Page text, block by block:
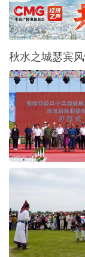
秋水之城瑟宾